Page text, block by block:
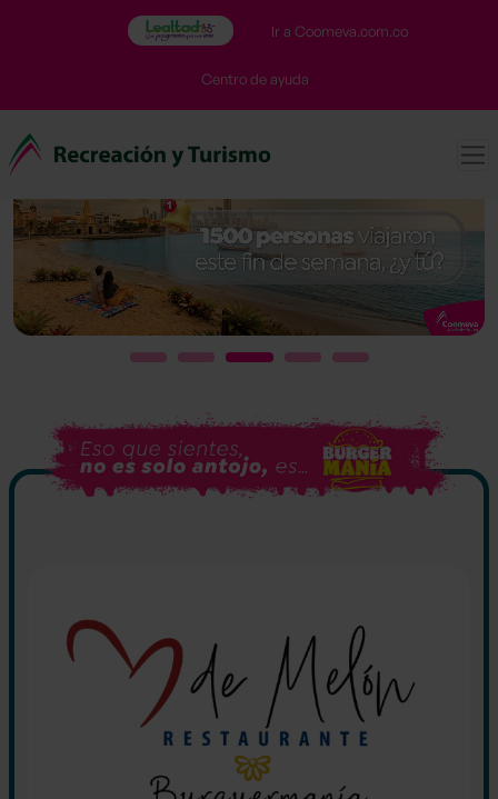
Recreación
-
Coomeva
Ir a Coomeva.com.co
Centro de ayuda